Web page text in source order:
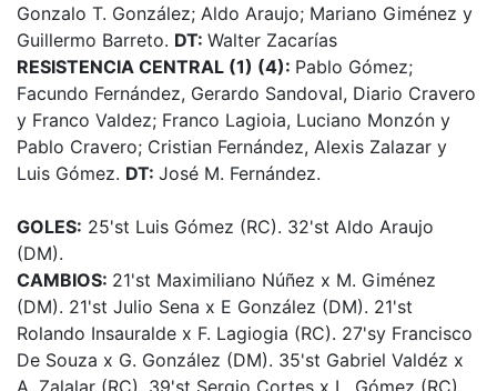
Gonzalo T. González; Aldo Araujo; Mariano Giménez y
Guillermo Barreto. DT: Walter Zacarías
RESISTENCIA CENTRAL (1) (4): Pablo Gómez;
Facundo Fernández, Gerardo Sandoval, Diario Cravero
y Franco Valdez; Franco Lagioia, Luciano Monzón y
Pablo Cravero; Cristian Fernández, Alexis Zalazar y
Luis Gómez. DT: José M. Fernández.
GOLES: 25'st Luis Gómez (RC). 32'st Aldo Araujo
(DM).
CAMBIOS: 21'st Maximiliano Núñez x M. Giménez
(DM). 21'st Julio Sena x E González (DM). 21'st
Rolando Insauralde x F. Lagiogia (RC). 27'sy Francisco
De Souza x G. González (DM). 35'st Gabriel Valdéz x
A. Zalalar (RC). 39'st Sergio Cortes x L. Gómez (RC).